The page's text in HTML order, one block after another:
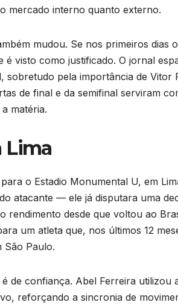
mercado interno quanto externo.
mudou. Se nos primeiros dias
é visto como justificado. O jornal
sobretudo pela importância de Vitor
de final e da semifinal serviram
matéria.
Lima
o Estadio Monumental U, em
atacante — ele já disputara uma
rendimento desde que voltou ao
um atleta que, nos últimos 12
São Paulo.
de confiança. Abel Ferreira utilizou
reforçando a sincronia de